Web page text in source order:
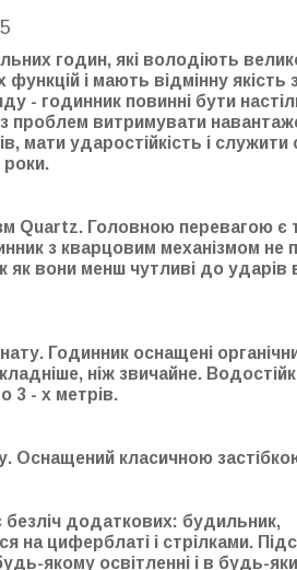
годин, які володіють
функцій і мають відмінну якість
- годинник повинні бути
проблем витримувати
мати ударостійкість і служити
роки.
Quartz. Головною перевагою є
з кварцовим механізмом не
як вони менш чутливі до ударів
Годинник оснащені
ніж звичайне.
3 - х метрів.
Оснащений класичною
безліч додаткових: будильник,
на циферблаті і стрілками.
якому освітленні і в будь-